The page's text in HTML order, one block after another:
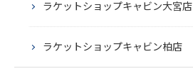
ラケットショップキャビン大宮店
ラケットショップキャビン柏店